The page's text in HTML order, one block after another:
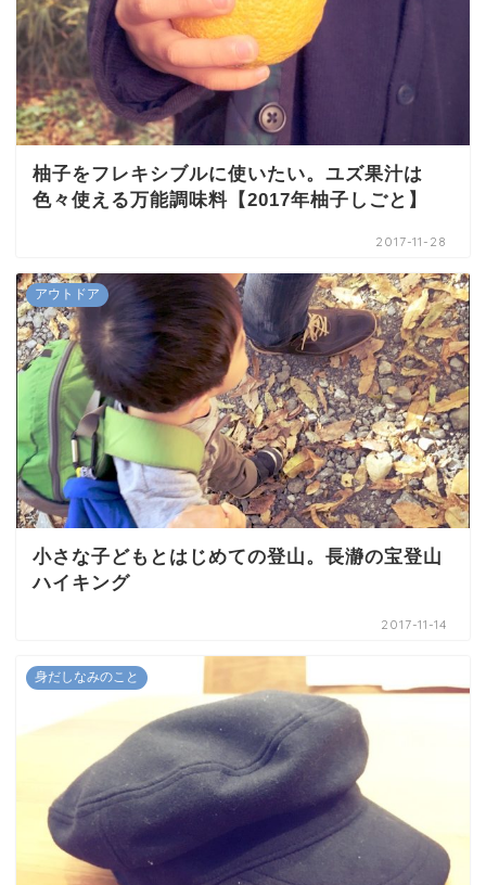
柚子をフレキシブルに使いたい。ユズ果汁は
色々使える万能調味料【2017年柚子しごと】
2017-11-28
アウトドア
小さな子どもとはじめての登山。長瀞の宝登山
ハイキング
2017-11-14
身だしなみのこと